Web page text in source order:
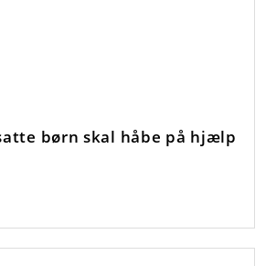
børn skal håbe på hjælp